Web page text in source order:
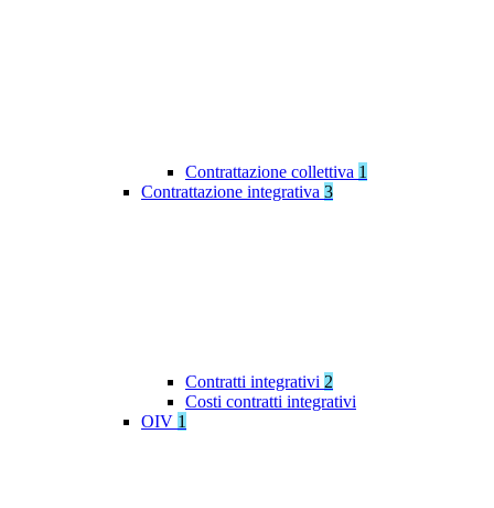
Contrattazione collettiva 1
Contrattazione integrativa 3
Contratti integrativi 2
Costi contratti integrativi
OIV 1